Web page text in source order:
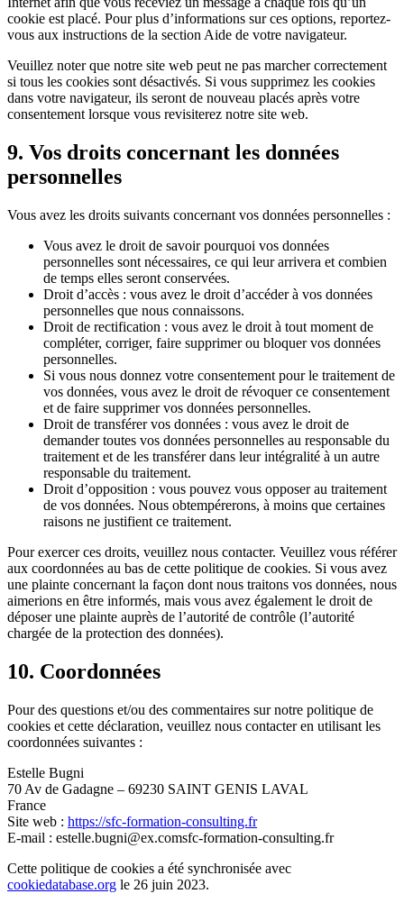
cookie est placé. Pour plus d’informations sur ces options, reportez-
vous aux instructions de la section Aide de votre navigateur.
Veuillez noter que notre site web peut ne pas marcher correctement
si tous les cookies sont désactivés. Si vous supprimez les cookies
dans votre navigateur, ils seront de nouveau placés après votre
consentement lorsque vous revisiterez notre site web.
9. Vos droits concernant les données
personnelles
Vous avez les droits suivants concernant vos données personnelles :
Vous avez le droit de savoir pourquoi vos données
personnelles sont nécessaires, ce qui leur arrivera et combien
de temps elles seront conservées.
Droit d’accès : vous avez le droit d’accéder à vos données
personnelles que nous connaissons.
Droit de rectification : vous avez le droit à tout moment de
compléter, corriger, faire supprimer ou bloquer vos données
personnelles.
Si vous nous donnez votre consentement pour le traitement de
vos données, vous avez le droit de révoquer ce consentement
et de faire supprimer vos données personnelles.
Droit de transférer vos données : vous avez le droit de
demander toutes vos données personnelles au responsable du
traitement et de les transférer dans leur intégralité à un autre
responsable du traitement.
Droit d’opposition : vous pouvez vous opposer au traitement
de vos données. Nous obtempérerons, à moins que certaines
raisons ne justifient ce traitement.
Pour exercer ces droits, veuillez nous contacter. Veuillez vous référer
aux coordonnées au bas de cette politique de cookies. Si vous avez
une plainte concernant la façon dont nous traitons vos données, nous
aimerions en être informés, mais vous avez également le droit de
déposer une plainte auprès de l’autorité de contrôle (l’autorité
chargée de la protection des données).
10. Coordonnées
Pour des questions et/ou des commentaires sur notre politique de
cookies et cette déclaration, veuillez nous contacter en utilisant les
coordonnées suivantes :
Estelle Bugni
70 Av de Gadagne – 69230 SAINT GENIS LAVAL
France
Site web : https://sfc-formation-consulting.fr
E-mail : estelle.bugni@ex.comsfc-formation-consulting.fr
Cette politique de cookies a été synchronisée avec
cookiedatabase.org le 26 juin 2023.